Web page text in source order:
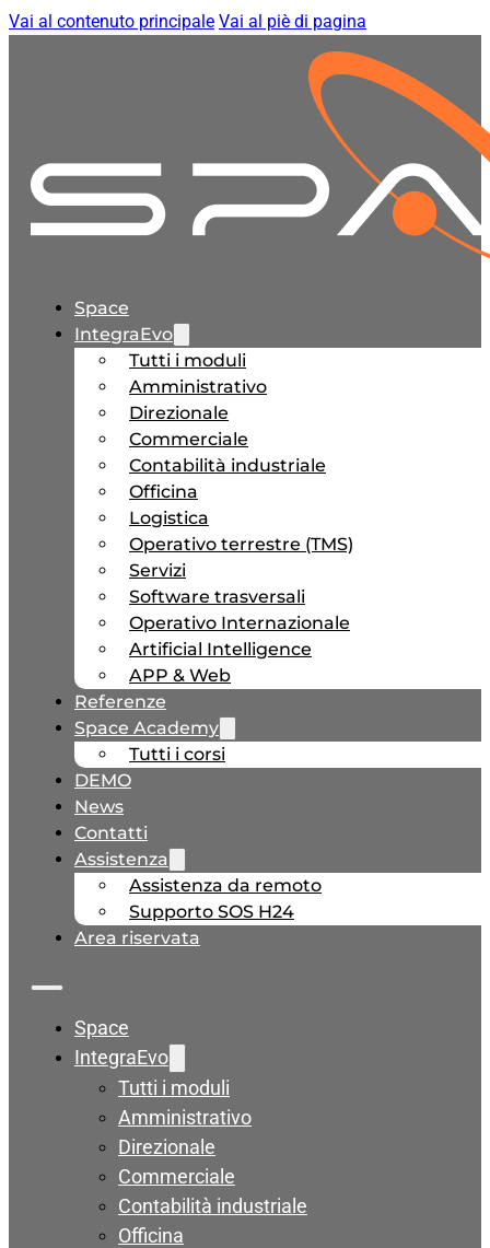
Vai al contenuto principale Vai al piè di pagina
Space
IntegraEvo
Tutti i moduli
Amministrativo
Direzionale
Commerciale
Contabilità industriale
Officina
Logistica
Operativo terrestre (TMS)
Servizi
Software trasversali
Operativo Internazionale
Artificial Intelligence
APP & Web
Referenze
Space Academy
Tutti i corsi
DEMO
News
Contatti
Assistenza
Assistenza da remoto
Supporto SOS H24
Area riservata
Space
IntegraEvo
Tutti i moduli
Amministrativo
Direzionale
Commerciale
Contabilità industriale
Officina